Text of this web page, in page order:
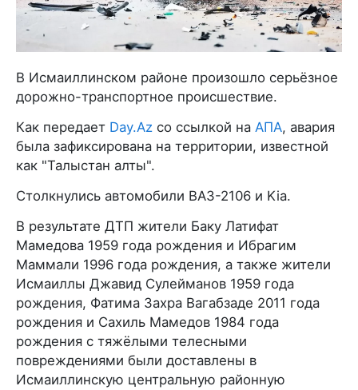
В Исмаиллинском районе произошло серьёзное
дорожно-транспортное происшествие.
Как передает Day.Az со ссылкой на АПА, авария
была зафиксирована на территории, известной
как "Талыстан алты".
Столкнулись автомобили ВАЗ-2106 и Kia.
В результате ДТП жители Баку Латифат
Мамедова 1959 года рождения и Ибрагим
Маммали 1996 года рождения, а также жители
Исмаиллы Джавид Сулейманов 1959 года
рождения, Фатима Захра Вагабзаде 2011 года
рождения и Сахиль Мамедов 1984 года
рождения с тяжёлыми телесными
повреждениями были доставлены в
Исмаиллинскую центральную районную